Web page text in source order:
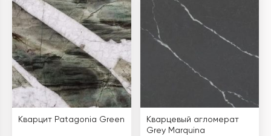
Кварцит Patagonia Green
Кварцевый агломерат
Grey Marquina